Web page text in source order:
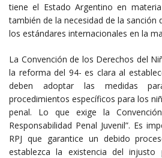
tiene el Estado Argentino en
también de la necesidad de la sanción
los estándares internacionales en la
La Convención de los Derechos del
la reforma del 94- es clara al
deben adoptar las medidas
procedimientos específicos para los
penal. Lo que exige la
Responsabilidad Penal Juvenil”. Es
RPJ que garantice un debido
establezca la existencia del